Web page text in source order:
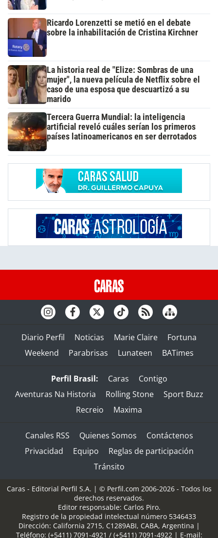
Ricardo Lorenzetti se metió en el debate
sobre la inhabilitación de Cristina Kirchner
La historia real de "Elize: Sombras de una
mujer", la nueva película de Netflix sobre el
caso de una esposa que descuartizó a su
marido
Tercera Guerra Mundial: la inteligencia
artificial reveló cuáles serían los primeros
países latinoamericanos en ser derrotados
Diario Perfil Noticias Marie Claire
Fortuna
Weekend
Parabrisas Lunateen BATimes
Perfil Brasil: Caras
Contigo
Aventuras Na Historia
Rolling Stone
Sport Buzz
Recreio
Maxima
Canales RSS Quienes Somos
Contáctenos
Privacidad
Equipo
Reglas de participación
Tránsito
Caras - Editorial Perfil S.A. | © Perfil.com 2006-2026 - Todos los
derechos reservados.
Editor responsable: Carlos Piro.
Registro de la propiedad intelectual número 5346433
Dirección: California 2715, C1289ABI, CABA, Argentina |
Teléfono: (+5411) 7091-4921 / (+5411) 7091-4922 | E-mail: